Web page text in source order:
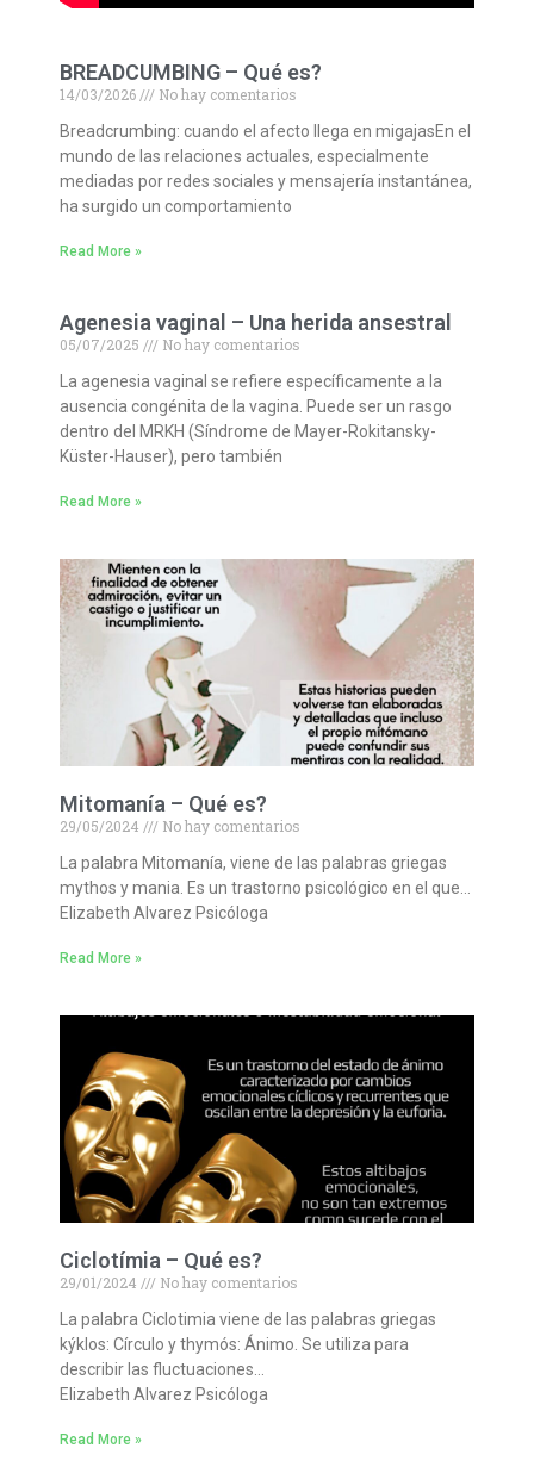
BREADCUMBING – Qué es?
14/03/2026
No hay comentarios
Breadcrumbing: cuando el afecto llega en migajasEn el
mundo de las relaciones actuales, especialmente
mediadas por redes sociales y mensajería instantánea,
ha surgido un comportamiento
Read More »
Agenesia vaginal – Una herida ansestral
05/07/2025
No hay comentarios
ausencia congénita de la vagina. Puede ser un rasgo
dentro del MRKH (Síndrome de Mayer-Rokitansky-
Küster-Hauser), pero también
Read More »
Mitomanía – Qué es?
29/05/2024
No hay comentarios
mythos y mania. Es un trastorno psicológico en el que…
Elizabeth Alvarez Psicóloga
Read More »
Ciclotímia – Qué es?
29/01/2024
No hay comentarios
kýklos: Círculo y thymós: Ánimo. Se utiliza para
describir las fluctuaciones…
Elizabeth Alvarez Psicóloga
Read More »